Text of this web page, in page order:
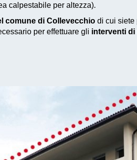
calpestabile per altezza).
comune di Collevecchio di cui siete
per effettuare gli interventi